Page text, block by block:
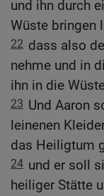
und ihn durch
Wüste bringen
22 dass also
nehme und in
ihn in die
23 Und Aaron
leinenen
das Heiligtum
24 und er soll
heiliger Stätte